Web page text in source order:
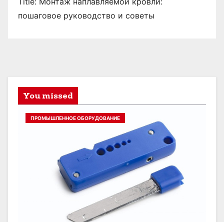
пошаговое руководство и советы
You missed
ПРОМЫШЛЕННОЕ ОБОРУДОВАНИЕ